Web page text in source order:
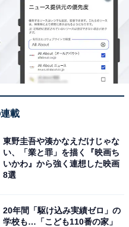
牛タンばかり頼むほど好
30代女性／大阪府）」
味が美味しく、たまに無
／愛媛県）」「歯ごたえ
が美味（20代女性／広島
。
です
フィール
タメトピックスなどを中
載
東野圭吾や湊かなえだけじゃな
い、「業と罪」を描く『映画ち
いかわ』から強く連想した映画
8選
20年間「駆け込み実績ゼロ」の
学校も…「こども110番の家」